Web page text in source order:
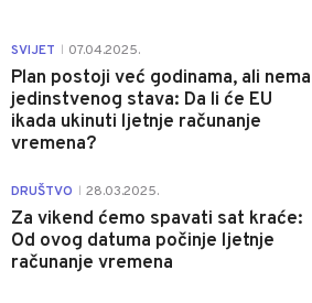
SVIJET 07.04.2025.
Plan postoji već godinama, ali nema
jedinstvenog stava: Da li će EU
ikada ukinuti ljetnje računanje
vremena?
DRUŠTVO 28.03.2025.
Za vikend ćemo spavati sat kraće:
Od ovog datuma počinje ljetnje
računanje vremena